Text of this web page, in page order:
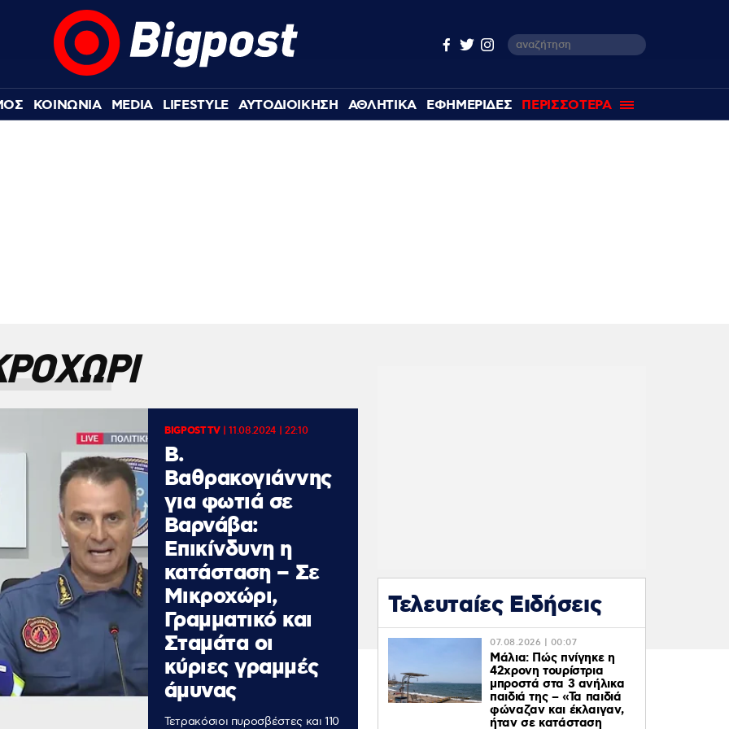
ΚΟΙΝΩΝΙΑ MEDIA LIFESTYLE ΑΥΤΟΔΙΟΙΚΗΣΗ ΑΘΛΗΤΙΚΑ ΕΦΗΜΕΡΙΔΕΣ ΠΕΡΙΣΣΟΤΕΡΑ
BIGPOST TV|11.08.2024 | 22:10
Β.
Βαθρακογιάννης
για φωτιά σε
Βαρνάβα:
Επικίνδυνη η
κατάσταση – Σε
Μικροχώρι,
Γραμματικό και
Σταμάτα οι
κύριες γραμμές
άμυνας
Τετρακόσιοι πυροσβέστες και 110
Τελευταίες Ειδήσεις
07.08.2026 | 00:07
Μάλια: Πώς πνίγηκε η
42χρονη τουρίστρια
μπροστά στα 3 ανήλικα
παιδιά της – «Τα παιδιά
φώναζαν και έκλαιγαν,
ήταν σε κατάσταση